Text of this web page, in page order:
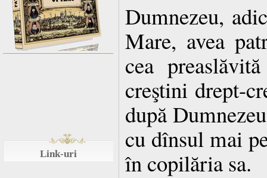
Link-uri
Dumnezeu,
Mare, avea
cea
creştini drept-
după
cu dînsul mai
în copilăria sa.